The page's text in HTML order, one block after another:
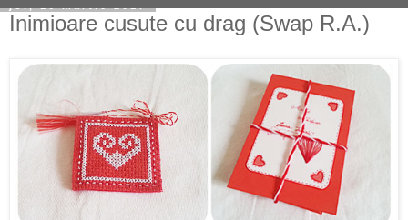
Inimioare cusute cu drag (Swap R.A.)